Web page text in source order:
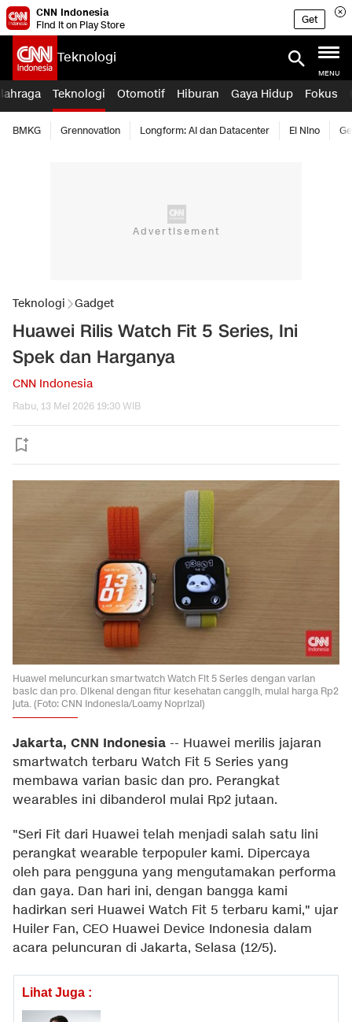
CNN Indonesia
Find it on Play Store
Get
Teknologi
MENU
Teknologi Otomotif Hiburan Gaya Hidup Fokus
BMKG Grennovation Longform: AI dan Datacenter El Nino
Teknologi Gadget
Huawei Rilis Watch Fit 5 Series, Ini
Spek dan Harganya
CNN Indonesia
Rabu, 13 Mei 2026 19:30 WIB
Huawei meluncurkan smartwatch Watch Fit 5 Series dengan varian
basic dan pro. Dikenal dengan fitur kesehatan canggih, mulai harga Rp2
juta. (Foto: CNN Indonesia/Loamy Noprizal)
Jakarta, CNN Indonesia -- Huawei merilis jajaran
smartwatch terbaru Watch Fit 5 Series yang
membawa varian basic dan pro. Perangkat
wearables ini dibanderol mulai Rp2 jutaan.
"Seri Fit dari Huawei telah menjadi salah satu lini
perangkat wearable terpopuler kami. Dipercaya
oleh para pengguna yang mengutamakan performa
dan gaya. Dan hari ini, dengan bangga kami
hadirkan seri Huawei Watch Fit 5 terbaru kami," ujar
Huiler Fan, CEO Huawei Device Indonesia dalam
acara peluncuran di Jakarta, Selasa (12/5).
Lihat Juga :